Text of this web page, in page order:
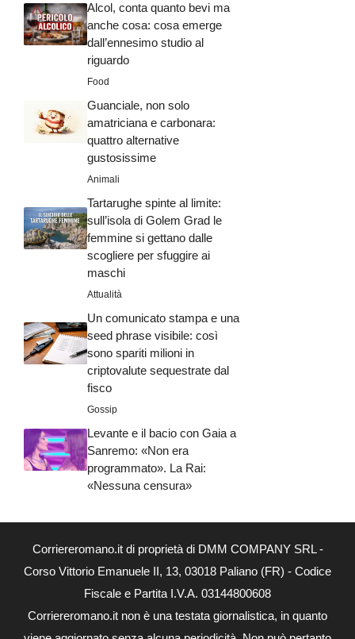
Alcol, conta quanto bevi ma
anche cosa: cosa emerge
dall’ennesimo studio al
riguardo
Food
Guanciale, non solo
amatriciana e carbonara:
quattro alternative
gustosissime
Animali
Tartarughe spinte al limite:
sull’isola di Golem Grad le
femmine si gettano dalle
scogliere per sfuggire ai
maschi
Attualità
Un comunicato stampa e una
seed phrase visibile: così
sono spariti milioni in
criptovalute sequestrate dal
fisco
Gossip
Levante e il bacio con Gaia a
Sanremo: «Non era
programmato». La Rai:
«Nessuna censura»
Corriereromano.it di proprietà di DMM COMPANY SRL -
Corso Vittorio Emanuele II, 13, 03018 Paliano (FR) - Codice
Fiscale e Partita I.V.A. 03144800608
Corriereromano.it non è una testata giornalistica, in quanto